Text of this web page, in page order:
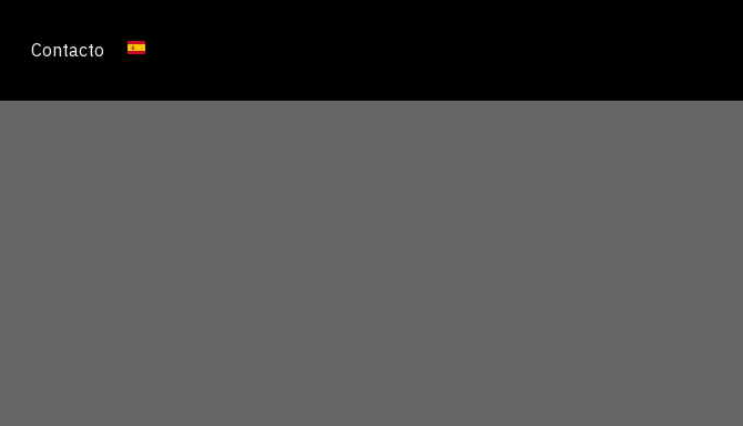
Contacto